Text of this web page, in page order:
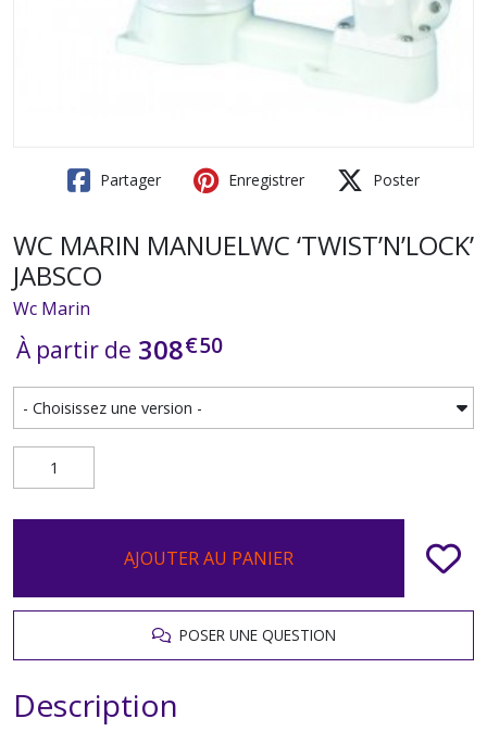
Partager Enregistrer Poster
WC MARIN MANUELWC ‘TWIST’N’LOCK’
JABSCO
Wc Marin
À partir de 308€50
AJOUTER AU PANIER
POSER UNE QUESTION
Description